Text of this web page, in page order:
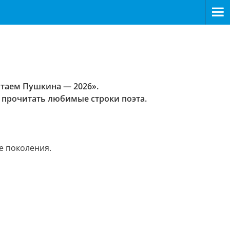
Пушкина — 2026».
прочитать любимые строки поэта.
поколения.